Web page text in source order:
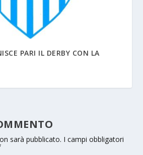
PARI IL DERBY CON LA
sarà pubblicato. I campi obbligatori